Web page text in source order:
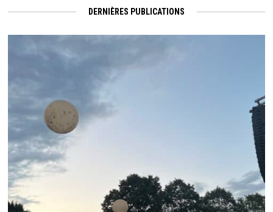
DERNIÈRES PUBLICATIONS